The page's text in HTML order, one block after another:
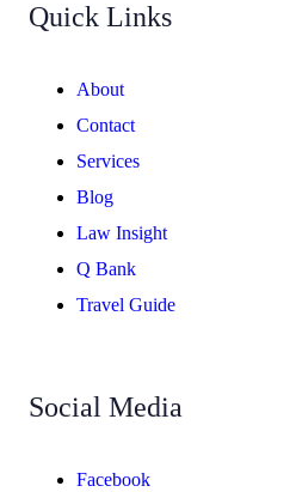
Quick Links
About
Contact
Services
Blog
Law Insight
Q Bank
Travel Guide
Social Media
Facebook